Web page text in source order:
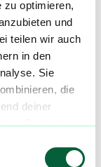
zu optimieren,
und
teilen wir auch
in den
Sie
die
deiner
Begleite